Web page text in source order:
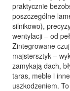
praktycznie
poszczególne
silnikowo),
wentylacji – od
Zintegrowane
majstersztyk –
zamykają dach,
taras, meble i
uszkodzeniem.